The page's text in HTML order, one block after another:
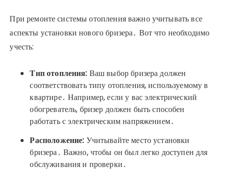
При ремонте системы отопления важно учитывать все
аспекты установки нового бризера․ Вот что необходимо
учесть:
Тип отопления: Ваш выбор бризера должен
соответствовать типу отопления, используемому в
квартире․ Например, если у вас электрический
обогреватель, бризер должен быть способен
работать с электрическим напряжением․
Расположение: Учитывайте место установки
бризера․ Важно, чтобы он был легко доступен для
обслуживания и проверки․